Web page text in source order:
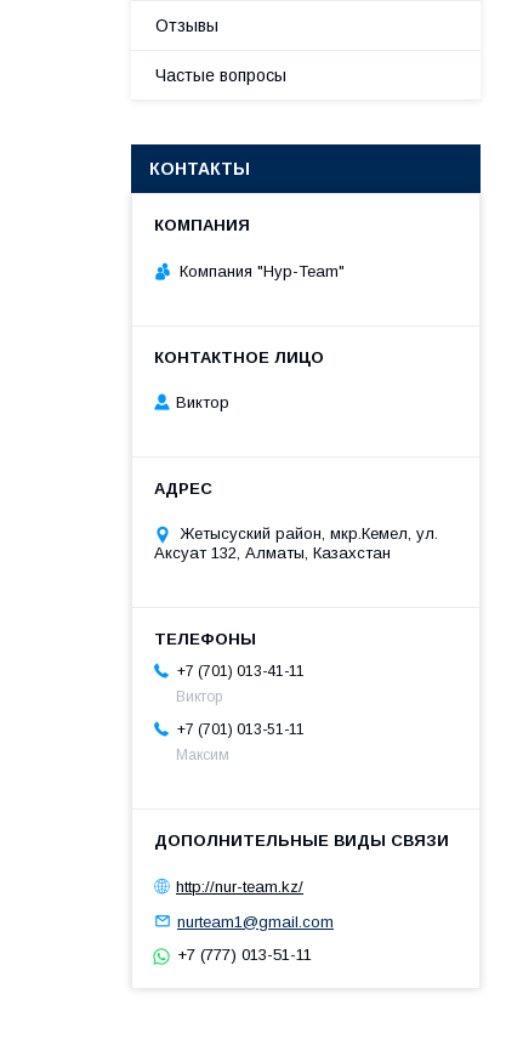
Отзывы
Частые вопросы
КОНТАКТЫ
Компания "Нур-Team"
Виктор
Жетысуский район, мкр.Кемел, ул.
Аксуат 132, Алматы, Казахстан
+7 (701) 013-41-11
Виктор
+7 (701) 013-51-11
Максим
http://nur-team.kz/
nurteam1@gmail.com
+7 (777) 013-51-11